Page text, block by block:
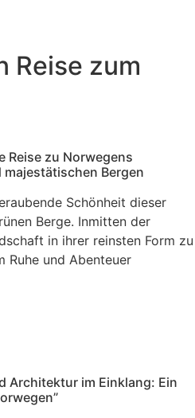
Reise zum
Reise zu Norwegens
Bergen
Schönheit dieser
Berge. Inmitten der
in ihrer reinsten Form zu
Ruhe und Abenteuer
Architektur im Einklang: Ein